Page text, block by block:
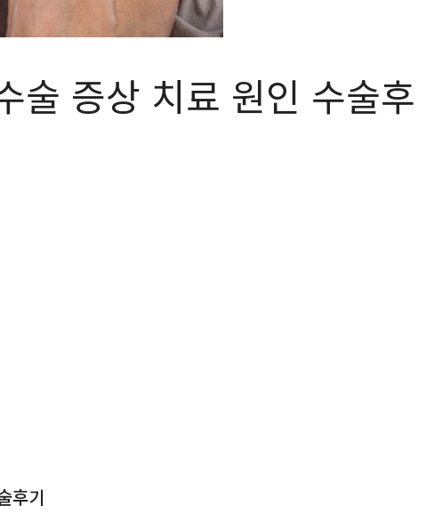
술 증상 치료 원인 수술후
후기